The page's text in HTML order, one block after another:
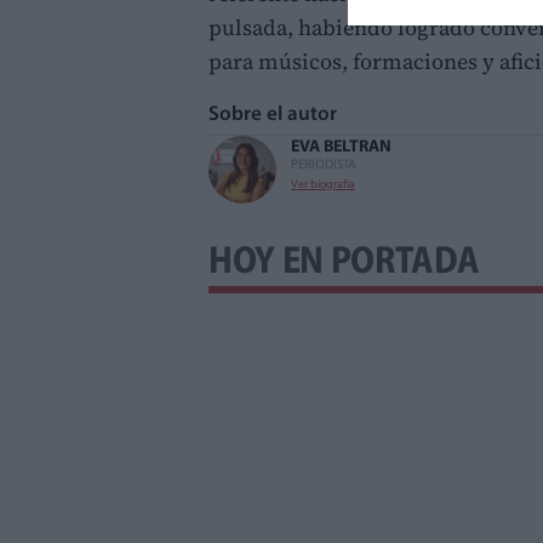
pulsada, habiendo logrado
para músicos, formaciones y
Sobre el autor
EVA BELTRAN
PERIODISTA
Ver biografía
HOY EN PORTADA